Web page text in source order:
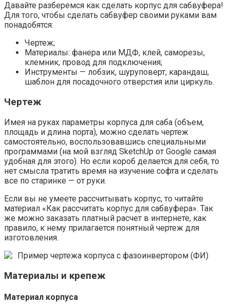
Давайте разберемся как сделать корпус для сабвуфера!
Для того, чтобы сделать сабвуфер своими руками вам
понадобятся:
Чертеж;
Материалы: фанера или МДФ, клей, саморезы,
клемник, провод для подключения;
Инструменты — лобзик, шуруповерт, карандаш,
шаблон для посадочного отверстия или циркуль.
Чертеж
Имея на руках параметры корпуса для саба (объем,
площадь и длина порта), можно сделать чертеж
самостоятельно, воспользовавшись специальными
программами (на мой взгляд SketchUp от Google самая
удобная для этого). Но если короб делается для себя, то
нет смысла тратить время на изучение софта и сделать
все по старинке — от руки.
Если вы не умеете рассчитывать корпус, то читайте
материал «Как рассчитать корпус для сабвуфера». Так
же можно заказать платный расчет в интернете, как
правило, к нему прилагается понятный чертеж для
изготовления.
Пример чертежа корпуса с фазоинвертором (ФИ)
Материалы и крепеж
Материал корпуса